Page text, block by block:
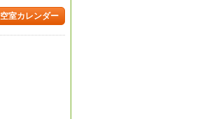
空室カレンダー